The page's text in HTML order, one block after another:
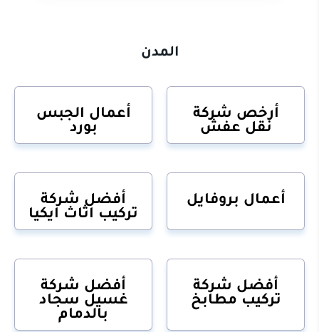
المدن
أرخص شركة
نقل عفش
أعمال الجبس
بورد
أعمال بروفايل
أفضل شركة
تركيب اثاث ايكيا
أفضل شركة
تركيب مطابخ
أفضل شركة
غسيل سجاد
بالدمام